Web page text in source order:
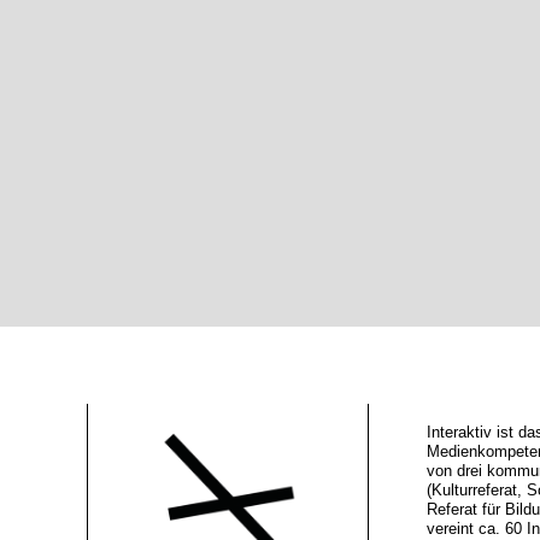
Interaktiv ist
von drei
(Kulturreferat,
Referat für
vereint ca. 60